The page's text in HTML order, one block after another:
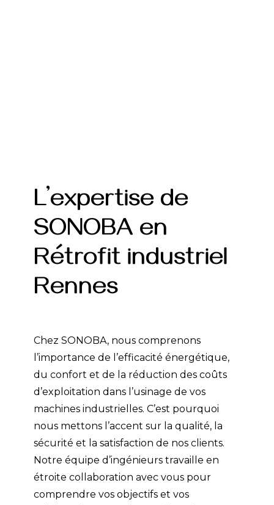
L’expertise de
SONOBA en
Rétrofit industriel
Rennes
Chez SONOBA, nous comprenons
l’importance de l’efficacité énergétique,
du confort et de la réduction des coûts
d’exploitation dans l’usinage de vos
machines industrielles. C’est pourquoi
nous mettons l’accent sur la qualité, la
sécurité et la satisfaction de nos clients.
Notre équipe d’ingénieurs travaille en
étroite collaboration avec vous pour
comprendre vos objectifs et vos